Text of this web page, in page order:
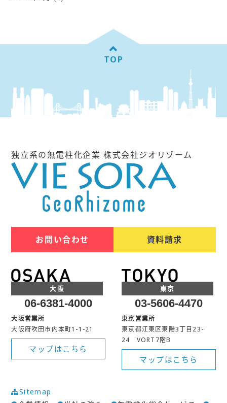
TOP
独立系の無電柱化企業 株式会社ジオリゾーム
お問い合わせ 資料請求
大阪
06-6381-4000
大阪営業所
大阪府吹田市内本町1-1-21
マップはこちら
東京
03-5606-4470
東京営業所
東京都江東区東陽3丁目23-
24 VORT7階B
マップはこちら
Sitemap